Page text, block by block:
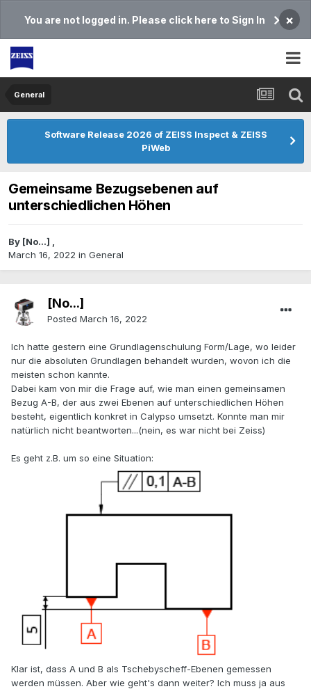
You are not logged in. Please click here to Sign In ×
General
Software Release 2026 of ZEISS Inspect & ZEISS
PiWeb
Gemeinsame Bezugsebenen auf
unterschiedlichen Höhen
By [No...] ,
March 16, 2022 in General
[No...]
Posted March 16, 2022
Ich hatte gestern eine Grundlagenschulung Form/Lage, wo leider
nur die absoluten Grundlagen behandelt wurden, wovon ich die
meisten schon kannte.
Dabei kam von mir die Frage auf, wie man einen gemeinsamen
Bezug A-B, der aus zwei Ebenen auf unterschiedlichen Höhen
besteht, eigentlich konkret in Calypso umsetzt. Konnte man mir
natürlich nicht beantworten...(nein, es war nicht bei Zeiss)
Es geht z.B. um so eine Situation:
Klar ist, dass A und B als Tschebyscheff-Ebenen gemessen
werden müssen. Aber wie geht's dann weiter? Ich muss ja aus